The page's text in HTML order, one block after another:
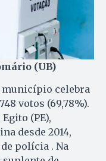
(UB)
município celebra
votos (69,78%).
(PE),
desde 2014,
polícia . Na